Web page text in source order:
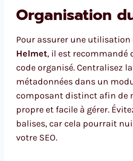
Organisation
Pour assurer une utilisation
Helmet, il est recommandé
code organisé. Centralisez
métadonnées dans un
composant distinct afin de
propre et facile à gérer.
balises, car cela pourrait
votre SEO.